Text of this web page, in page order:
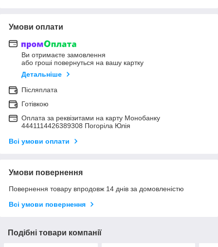
Умови оплати
Ви отримаєте замовлення
або гроші повернуться на вашу картку
Детальніше
Післяплата
Готівкою
Оплата за реквізитами на карту Монобанку
4441114426389308 Погоріла Юлія
Всі умови оплати
Умови повернення
Повернення товару впродовж 14 днів за домовленістю
Всі умови повернення
Подібні товари компанії